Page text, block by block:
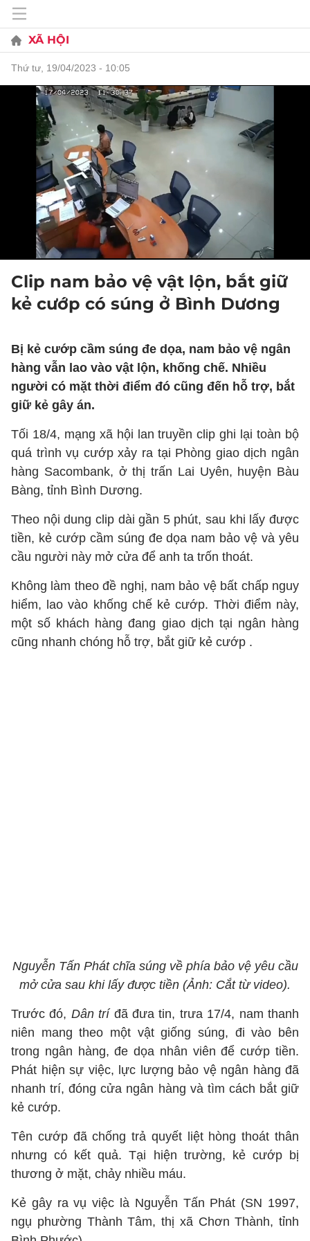
XÃ HỘI
thứ tư, 19/04/2023 - 10:05
Clip nam bảo vệ vật lộn, bắt giữ
kẻ cướp có súng ở Bình Dương
Bị kẻ cướp cầm súng đe dọa, nam bảo vệ ngân
hàng vẫn lao vào vật lộn, khống chế. Nhiều
người có mặt thời điểm đó cũng đến hỗ trợ, bắt
giữ kẻ gây án.
Tối 18/4, mạng xã hội lan truyền clip ghi lại toàn bộ
quá trình vụ cướp xảy ra tại Phòng giao dịch ngân
hàng Sacombank, ở thị trấn Lai Uyên, huyện Bàu
Bàng, tỉnh Bình Dương.
Theo nội dung clip dài gần 5 phút, sau khi lấy được
tiền, kẻ cướp cầm súng đe dọa nam bảo vệ và yêu
cầu người này mở cửa để anh ta trốn thoát.
Không làm theo đề nghị, nam bảo vệ bất chấp nguy
hiểm, lao vào khống chế kẻ cướp. Thời điểm này,
một số khách hàng đang giao dịch tại ngân hàng
cũng nhanh chóng hỗ trợ, bắt giữ kẻ cướp .
Nguyễn Tấn Phát chĩa súng về phía bảo vệ yêu cầu
mở cửa sau khi lấy được tiền (Ảnh: Cắt từ video).
Trước đó, Dân tríđã đưa tin, trưa 17/4, nam thanh
niên mang theo một vật giống súng, đi vào bên
trong ngân hàng, đe dọa nhân viên để cướp tiền.
Phát hiện sự việc, lực lượng bảo vệ ngân hàng đã
nhanh trí, đóng cửa ngân hàng và tìm cách bắt giữ
kẻ cướp.
Tên cướp đã chống trả quyết liệt hòng thoát thân
nhưng có kết quả. Tại hiện trường, kẻ cướp bị
thương ở mặt, chảy nhiều máu.
Kẻ gây ra vụ việc là Nguyễn Tấn Phát (SN 1997,
ngụ phường Thành Tâm, thị xã Chơn Thành, tỉnh